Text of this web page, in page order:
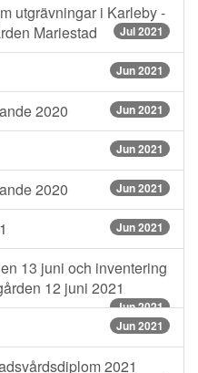
utgrävningar i Karleby -
Mariestad
Jul 2021
Jun 2021
2020 Jun 2021
Jun 2021
2020 Jun 2021
Jun 2021
13 juni och inventering
12 juni 2021
Jun 2021
Jun 2021
2021